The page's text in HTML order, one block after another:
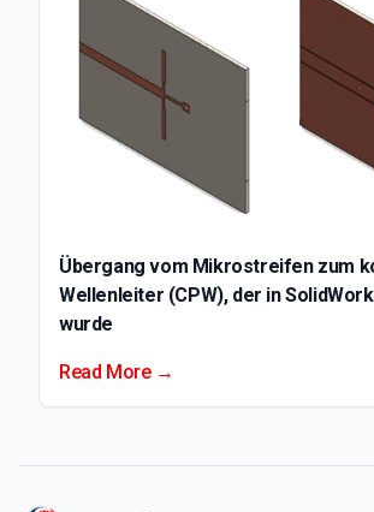
Übergang vom Mikrostreifen zum
Wellenleiter (CPW), der in
wurde
Read More →